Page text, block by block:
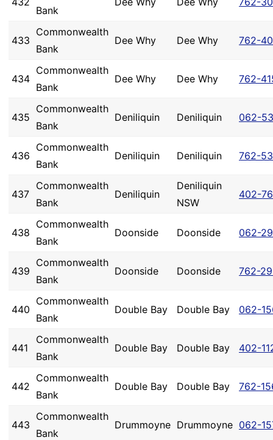
Bank
433
Commonwealth
Bank
Dee Why Dee Why 762-
434
Commonwealth
Bank
Dee Why Dee Why 762-
435
Commonwealth
Bank
Deniliquin Deniliquin 062-
436
Commonwealth
Bank
Deniliquin Deniliquin 762-
437
Commonwealth
Bank
Deniliquin
Deniliquin
NSW
402-
438
Commonwealth
Bank
Doonside Doonside 062-
439
Commonwealth
Bank
Doonside Doonside 762-
440
Commonwealth
Bank
Double Bay Double Bay 062-
441
Commonwealth
Bank
Double Bay Double Bay 402-
442
Commonwealth
Bank
Double Bay Double Bay 762-
443
Commonwealth
Bank
Drummoyne Drummoyne 062-